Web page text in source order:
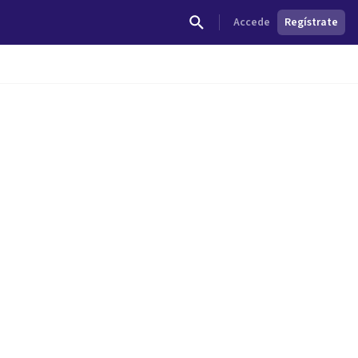
Accede Regístrate